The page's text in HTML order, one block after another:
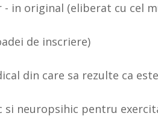
- in original (eliberat cu cel
de inscriere)
din care sa rezulte ca
si neuropsihic pentru